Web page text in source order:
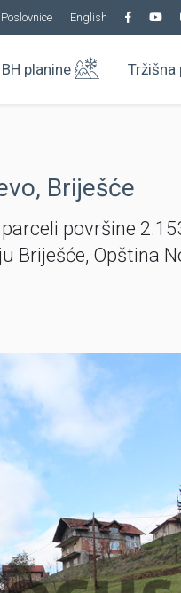
Poslovnice English
BH planine Tržišna
Briješće
površine
Briješće, Opština